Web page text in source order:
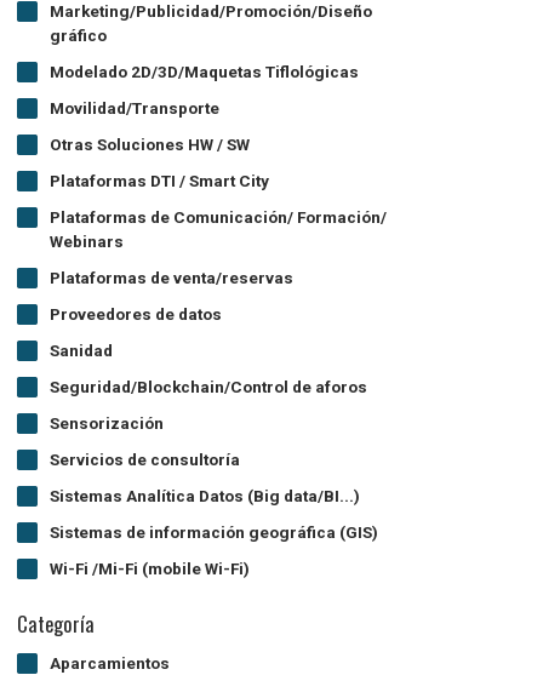
Marketing/Publicidad/Promoción/Diseño
gráfico
Modelado 2D/3D/Maquetas Tiflológicas
Movilidad/Transporte
Otras Soluciones HW / SW
Plataformas DTI / Smart City
Plataformas de Comunicación/ Formación/
Webinars
Plataformas de venta/reservas
Proveedores de datos
Sanidad
Seguridad/Blockchain/Control de aforos
Sensorización
Servicios de consultoría
Sistemas Analítica Datos (Big data/BI...)
Sistemas de información geográfica (GIS)
Wi-Fi /Mi-Fi (mobile Wi-Fi)
Categoría
Aparcamientos